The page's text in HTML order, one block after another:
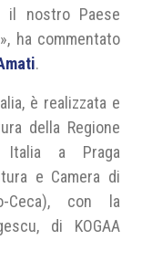
il nostro Paese
ha commentato
.
è realizzata e
della Regione
Italia a Praga
e Camera di
Ceca), con la
di KOGAA